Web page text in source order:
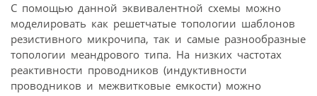
С помощью данной эквивалентной схемы можно
моделировать как решетчатые топологии шаблонов
резистивного микрочипа, так и самые разнообразные
топологии меандрового типа. На низких частотах
реактивности проводников (индуктивности
проводников и межвитковые емкости) можно